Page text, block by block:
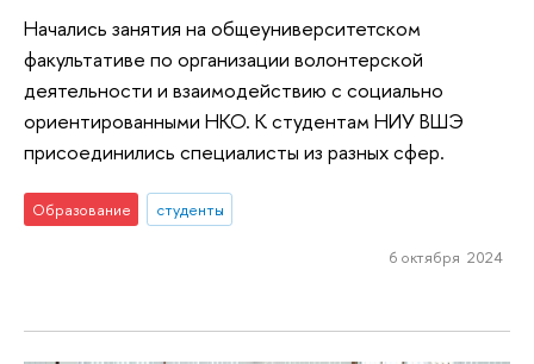
Начались занятия на общеуниверситетском
факультативе по организации волонтерской
деятельности и взаимодействию с социально
ориентированными НКО. К студентам НИУ ВШЭ
присоединились специалисты из разных сфер.
Образование студенты
6 октября 2024